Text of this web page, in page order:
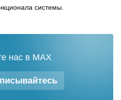
системы.
нас в MAX